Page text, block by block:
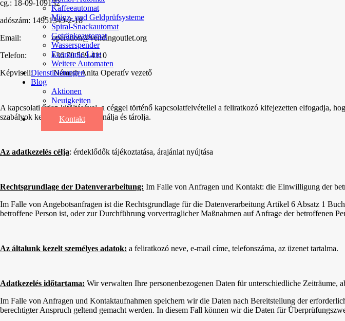
Kaffeeautomat
Münz- und Geldprüfsysteme
Spiral-Snackautomat
Getränkeautomat
Wasserspender
Economic Line
Weitere Automaten
Dienstleistungen
Blog
Aktionen
Neuigkeiten
Informationen
Kontakt
cg.: 18-09-109132
adószám: 14951349-2-18
Email: operation@vendingoutlet.org
Telefon: +36 70 569 4110
Képviseli: Németh Anita Operatív vezető
A kapcsolati űrlap kitöltésével, a céggel történő kapcsolatfelvétellel a feliratkozó kifejezetten elfogadja,
szabályok keretein belül felhasználja és tárolja.
Az adatkezelés célja: érdeklődők tájékoztatása, árajánlat nyújtása
Rechtsgrundlage der Datenverarbeitung: Im Falle von Anfragen und Kontakt: die Einwilligung der
Im Falle von Angebotsanfragen ist die Rechtsgrundlage für die Datenverarbeitung Artikel 6 Absatz 1
betroffene Person ist, oder zur Durchführung vorvertraglicher Maßnahmen auf Anfrage der betroffenen
Az általunk kezelt személyes adatok: a feliratkozó neve, e-mail címe, telefonszáma, az üzenet tartalma.
Adatkezelés időtartama: Wir verwalten Ihre personenbezogenen Daten für unterschiedliche Zeiträume,
Im Falle von Anfragen und Kontaktaufnahmen speichern wir die Daten nach Bereitstellung der
berechtigter Anspruch geltend gemacht werden. In diesem Fall können wir die Daten für